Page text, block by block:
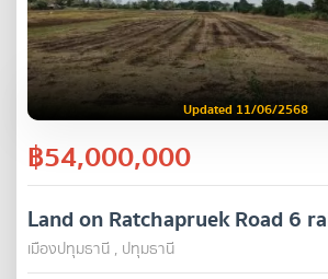
Updated 11/06/2568
฿54,000,000
Land on Ratchapruek Road 6
เมืองปทุมธานี , ปทุมธานี